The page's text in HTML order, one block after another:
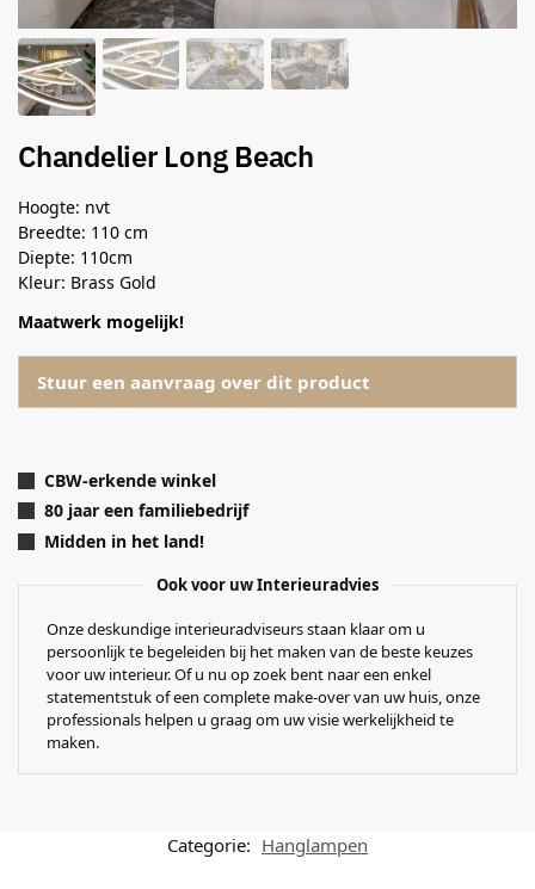
Chandelier Long Beach
Hoogte: nvt
Breedte: 110 cm
Diepte: 110cm
Kleur: Brass Gold
Maatwerk mogelijk!
Stuur een aanvraag over dit product
CBW-erkende winkel
80 jaar een familiebedrijf
Midden in het land!
Ook voor uw Interieuradvies
Onze deskundige interieuradviseurs staan klaar om u
persoonlijk te begeleiden bij het maken van de beste keuzes
voor uw interieur. Of u nu op zoek bent naar een enkel
statementstuk of een complete make-over van uw huis, onze
professionals helpen u graag om uw visie werkelijkheid te
maken.
Categorie: Hanglampen